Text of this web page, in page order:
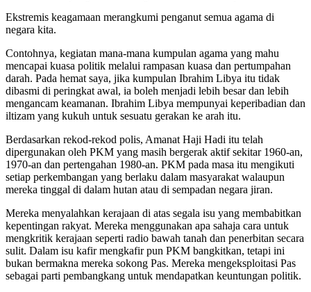
Ekstremis keagamaan merangkumi penganut semua agama di
negara kita.
Contohnya, kegiatan mana-mana kumpulan agama yang mahu
mencapai kuasa politik melalui rampasan kuasa dan pertumpahan
darah. Pada hemat saya, jika kumpulan Ibrahim Libya itu tidak
dibasmi di peringkat awal, ia boleh menjadi lebih besar dan lebih
mengancam keamanan. Ibrahim Libya mempunyai keperibadian dan
iltizam yang kukuh untuk sesuatu gerakan ke arah itu.
Berdasarkan rekod-rekod polis, Amanat Haji Hadi itu telah
dipergunakan oleh PKM yang masih bergerak aktif sekitar 1960-an,
1970-an dan pertengahan 1980-an. PKM pada masa itu mengikuti
setiap perkembangan yang berlaku dalam masyarakat walaupun
mereka tinggal di dalam hutan atau di sempadan negara jiran.
Mereka menyalahkan kerajaan di atas segala isu yang membabitkan
kepentingan rakyat. Mereka menggunakan apa sahaja cara untuk
mengkritik kerajaan seperti radio bawah tanah dan penerbitan secara
sulit. Dalam isu kafir mengkafir pun PKM bangkitkan, tetapi ini
bukan bermakna mereka sokong Pas. Mereka mengeksploitasi Pas
sebagai parti pembangkang untuk mendapatkan keuntungan politik.